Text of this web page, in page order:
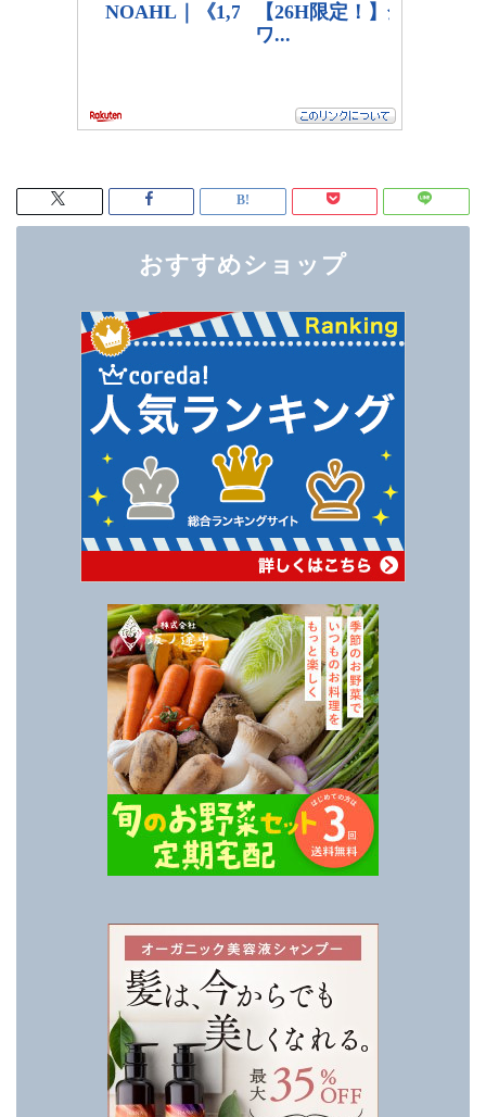
おすすめショップ